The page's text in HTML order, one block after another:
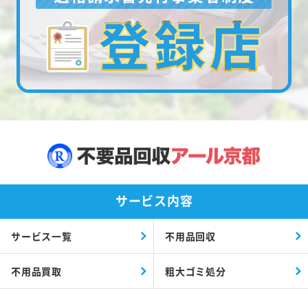
サービス内容
サービス一覧 不用品回収
不用品買取 粗大ゴミ処分